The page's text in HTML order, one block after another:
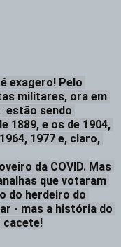
é exagero! Pelo
militares, ora em
estão sendo
1889, e os de 1904,
1977 e, claro,
da COVID. Mas
que votaram
do herdeiro do
- mas a história do
cacete!